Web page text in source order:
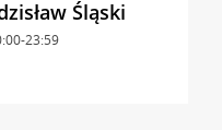
Śląski
23:59